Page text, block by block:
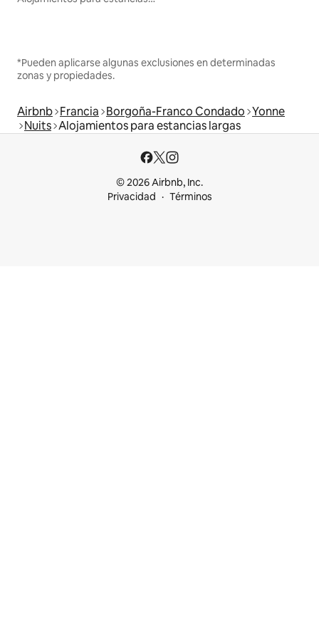
*Pueden aplicarse algunas exclusiones en determinadas
zonas y propiedades.
Airbnb Francia Borgoña-Franco Condado Yonne
Nuits Alojamientos para estancias largas
© 2026 Airbnb, Inc.
Privacidad
Términos